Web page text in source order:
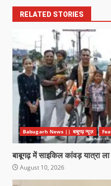
RELATED STORIES
Babugarh News || बाबूगढ़ न्यूज़
बाबूगढ़ में साइकिल कांवड़ यात्रा
August 10, 2026